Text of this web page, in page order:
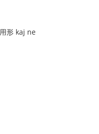
形 kaj ne